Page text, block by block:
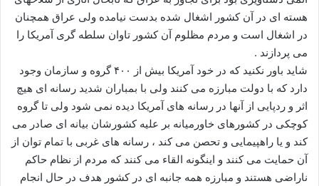
هسته ای در آن کشور اشغال شده بدست نیامده ولی عراق همچنان
در اشغال است و مردم مظلوم آن کشور تاوان سلطه گری آمریکا را
می پردازند .
شاید باور نکنید که در خود آمریکا بیش از ۴۰۰ گروه و سازمان وجود
دارد که با دولت مبارزه می کنند ولی با بمباران شدید رسانه ای هیچ
اثر و ردپایی از آنها در رسانه های آمریکا دیده نمی شود ولی تا گروه
کوچکی در کشورهای خاورمیانه بر علیه کشورشان بیانه ای صادر می
کند و یا راهپیمایی و تحصن می کند ، رسانه های غربی با تمام توان از
آن حمایت می کنند و اینگونه القاء می کنند که مردم از نظام حاکم
ناراضی هستند و مبارزه همه جانبه ای در کشور هدف در حال انجام